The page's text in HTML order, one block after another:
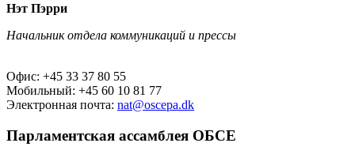
Нэт Пэрри
Начальник отдела коммуникаций и прессы
Офис: +45 33 37 80 55
Мобильный: +45 60 10 81 77
Электронная почта: nat@oscepa.dk
Парламентская ассамблея ОБСЕ